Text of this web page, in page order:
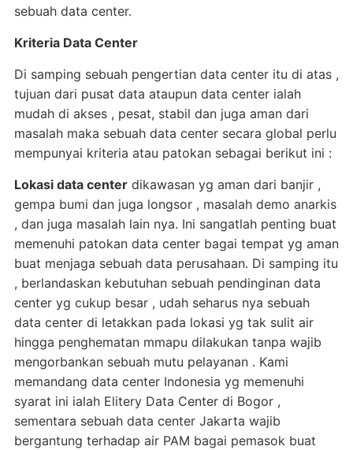
sebuah data center.
Kriteria Data Center
Di samping sebuah pengertian data center itu di atas ,
tujuan dari pusat data ataupun data center ialah
mudah di akses , pesat, stabil dan juga aman dari
masalah maka sebuah data center secara global perlu
mempunyai kriteria atau patokan sebagai berikut ini :
Lokasi data centerdikawasan yg aman dari banjir ,
gempa bumi dan juga longsor , masalah demo anarkis
, dan juga masalah lain nya. Ini sangatlah penting buat
memenuhi patokan data center bagai tempat yg aman
buat menjaga sebuah data perusahaan. Di samping itu
, berlandaskan kebutuhan sebuah pendinginan data
center yg cukup besar , udah seharus nya sebuah
data center di letakkan pada lokasi yg tak sulit air
hingga penghematan mmapu dilakukan tanpa wajib
mengorbankan sebuah mutu pelayanan . Kami
memandang data center Indonesia yg memenuhi
syarat ini ialah Elitery Data Center di Bogor ,
sementara sebuah data center Jakarta wajib
bergantung terhadap air PAM bagai pemasok buat